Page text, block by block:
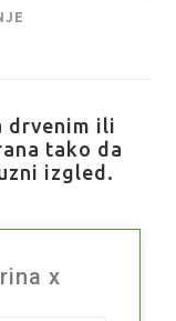
drvenim ili
tako da
izgled.
x